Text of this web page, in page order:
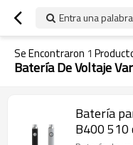
Entra una
Se Encontraron 1
Batería De Voltaje
Batería
B400 510